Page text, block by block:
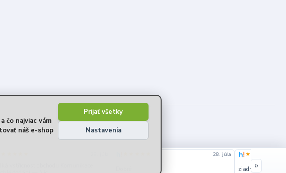
čo najviac vám
náš e-shop
Nastavenia
Prijať všetky
28. júla
★★★★★
ziadna»